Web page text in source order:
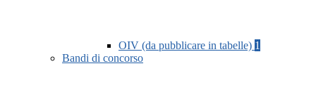
OIV (da pubblicare in tabelle) 1
Bandi di concorso